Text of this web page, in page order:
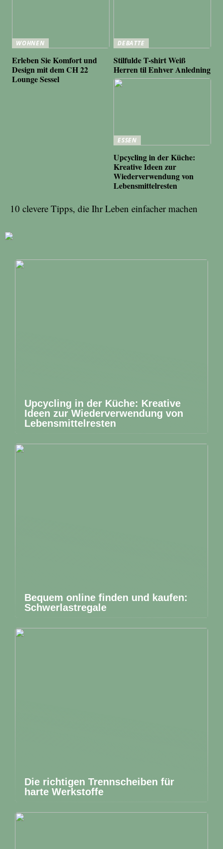
WOHNEN
Erleben Sie Komfort und
Design mit dem CH 22
Lounge Sessel
DEBATTE
Stilfulde T-shirt Weiß
Herren til Enhver Anledning
ESSEN
Upcycling in der Küche:
Kreative Ideen zur
Wiederverwendung von
Lebensmittelresten
10 clevere Tipps, die Ihr Leben einfacher machen
Upcycling in der Küche: Kreative
Ideen zur Wiederverwendung von
Lebensmittelresten
Bequem online finden und kaufen:
Schwerlastregale
Die richtigen Trennscheiben für
harte Werkstoffe